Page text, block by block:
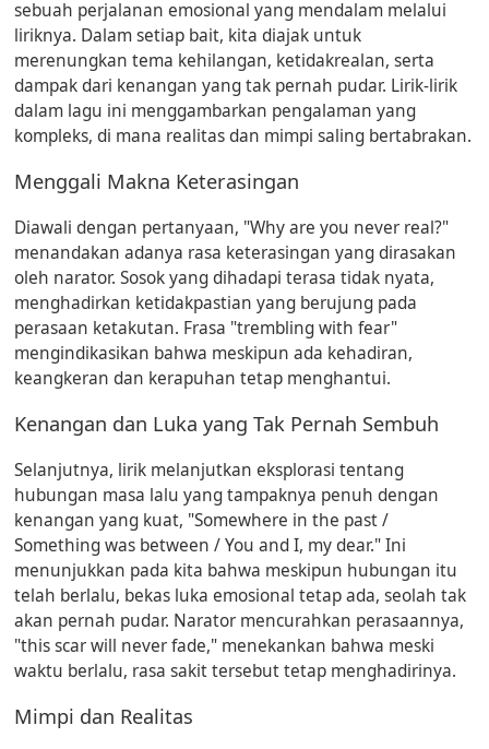
sebuah perjalanan emosional yang mendalam melalui
liriknya. Dalam setiap bait, kita diajak untuk
merenungkan tema kehilangan, ketidakrealan, serta
dampak dari kenangan yang tak pernah pudar. Lirik-lirik
dalam lagu ini menggambarkan pengalaman yang
kompleks, di mana realitas dan mimpi saling bertabrakan.
Menggali Makna Keterasingan
Diawali dengan pertanyaan, "Why are you never real?"
menandakan adanya rasa keterasingan yang dirasakan
oleh narator. Sosok yang dihadapi terasa tidak nyata,
menghadirkan ketidakpastian yang berujung pada
perasaan ketakutan. Frasa "trembling with fear"
mengindikasikan bahwa meskipun ada kehadiran,
keangkeran dan kerapuhan tetap menghantui.
Kenangan dan Luka yang Tak Pernah Sembuh
Selanjutnya, lirik melanjutkan eksplorasi tentang
hubungan masa lalu yang tampaknya penuh dengan
kenangan yang kuat, "Somewhere in the past /
Something was between / You and I, my dear." Ini
menunjukkan pada kita bahwa meskipun hubungan itu
telah berlalu, bekas luka emosional tetap ada, seolah tak
akan pernah pudar. Narator mencurahkan perasaannya,
"this scar will never fade," menekankan bahwa meski
waktu berlalu, rasa sakit tersebut tetap menghadirinya.
Mimpi dan Realitas